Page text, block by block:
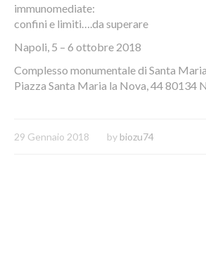
immunomediate:
confini e limiti….da superare
Napoli, 5 – 6 ottobre 2018
Complesso monumentale di Santa
Piazza Santa Maria la Nova, 44 80134
29 Gennaio 2018 by biozu74